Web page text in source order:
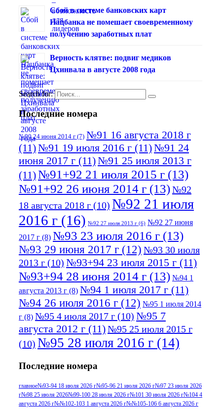
Сбой в системе банковских карт
Нацбанка не помешает своевременному
получению заработных плат
Верность клятве: подвиг медиков
Цхинвала в августе 2008 года
Search for:
Последние номера
№90 24 июня 2014 г (7) №91 16 августа 2018 г
(11)№91 19 июля 2016 г (11)№91 24
июня 2017 г (11)№91 25 июля 2013 г
(11)№91+92 21 июля 2015 г (13)
№91+92 26 июня 2014 г (13)№92
18 августа 2018 г (10) №92 21 июля
2016 г (16) №92 27 июля 2013 г (6) №92 27 июня
2017 г (8) №93 23 июля 2016 г (13)
№93 29 июня 2017 г (12) №93 30 июля
2013 г (10) №93+94 23 июля 2015 г (11)
№93+94 28 июня 2014 г (13) №94 1
августа 2013 г (8) №94 1 июля 2017 г (11)
№94 26 июля 2016 г (12) №95 1 июля 2014
г (8) №95 4 июля 2017 г (10) №95 7
августа 2012 г (11)№95 25 июля 2015 г
(10) №95 28 июля 2016 г (14)
июля 2017 г(11)№96 9 августа 2012
г(13) №96 28 июля 2015 г(9) №96+97 3
июля 2014 г(10)№96+97 30 июля
Последние номера
главное№93-94 18 июля 2026 г№95-96 21 июля 2026 г№97 23 июля 2026
г№98 25 июля 2026№99-100 28 июля 2026 г№101 30 июля 2026 г№104 4
августа 2026 г№№102-103 1 августа 2026 г№№105-106 6 августа 2026 г